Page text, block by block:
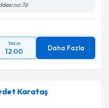
no:76
Yarın
12:00 Daha Fazla
Karataş